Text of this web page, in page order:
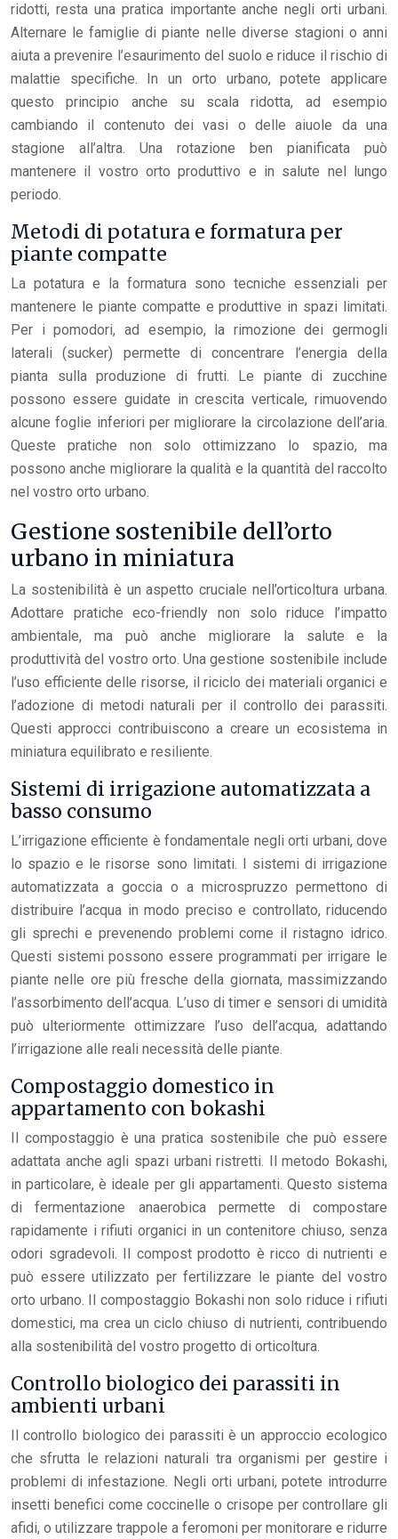
ridotti, resta una pratica importante anche negli orti urbani.
Alternare le famiglie di piante nelle diverse stagioni o anni
aiuta a prevenire l’esaurimento del suolo e riduce il rischio di
malattie specifiche. In un orto urbano, potete applicare
questo principio anche su scala ridotta, ad esempio
cambiando il contenuto dei vasi o delle aiuole da una
stagione all’altra. Una rotazione ben pianificata può
mantenere il vostro orto produttivo e in salute nel lungo
periodo.
Metodi di potatura e formatura per
piante compatte
La potatura e la formatura sono tecniche essenziali per
mantenere le piante compatte e produttive in spazi limitati.
Per i pomodori, ad esempio, la rimozione dei germogli
laterali (sucker) permette di concentrare l’energia della
pianta sulla produzione di frutti. Le piante di zucchine
possono essere guidate in crescita verticale, rimuovendo
alcune foglie inferiori per migliorare la circolazione dell’aria.
Queste pratiche non solo ottimizzano lo spazio, ma
possono anche migliorare la qualità e la quantità del raccolto
nel vostro orto urbano.
Gestione sostenibile dell’orto
urbano in miniatura
La sostenibilità è un aspetto cruciale nell’orticoltura urbana.
Adottare pratiche eco-friendly non solo riduce l’impatto
ambientale, ma può anche migliorare la salute e la
produttività del vostro orto. Una gestione sostenibile include
l’uso efficiente delle risorse, il riciclo dei materiali organici e
l’adozione di metodi naturali per il controllo dei parassiti.
Questi approcci contribuiscono a creare un ecosistema in
miniatura equilibrato e resiliente.
Sistemi di irrigazione automatizzata a
basso consumo
L’irrigazione efficiente è fondamentale negli orti urbani, dove
lo spazio e le risorse sono limitati. I sistemi di irrigazione
automatizzata a goccia o a microspruzzo permettono di
distribuire l’acqua in modo preciso e controllato, riducendo
gli sprechi e prevenendo problemi come il ristagno idrico.
Questi sistemi possono essere programmati per irrigare le
piante nelle ore più fresche della giornata, massimizzando
l’assorbimento dell’acqua. L’uso di timer e sensori di umidità
può ulteriormente ottimizzare l’uso dell’acqua, adattando
l’irrigazione alle reali necessità delle piante.
Compostaggio domestico in
appartamento con bokashi
Il compostaggio è una pratica sostenibile che può essere
adattata anche agli spazi urbani ristretti. Il metodo Bokashi,
in particolare, è ideale per gli appartamenti. Questo sistema
di fermentazione anaerobica permette di compostare
rapidamente i rifiuti organici in un contenitore chiuso, senza
odori sgradevoli. Il compost prodotto è ricco di nutrienti e
può essere utilizzato per fertilizzare le piante del vostro
orto urbano. Il compostaggio Bokashi non solo riduce i rifiuti
domestici, ma crea un ciclo chiuso di nutrienti, contribuendo
alla sostenibilità del vostro progetto di orticoltura.
Controllo biologico dei parassiti in
ambienti urbani
Il controllo biologico dei parassiti è un approccio ecologico
che sfrutta le relazioni naturali tra organismi per gestire i
problemi di infestazione. Negli orti urbani, potete introdurre
insetti benefici come coccinelle o crisope per controllare gli
afidi, o utilizzare trappole a feromoni per monitorare e ridurre